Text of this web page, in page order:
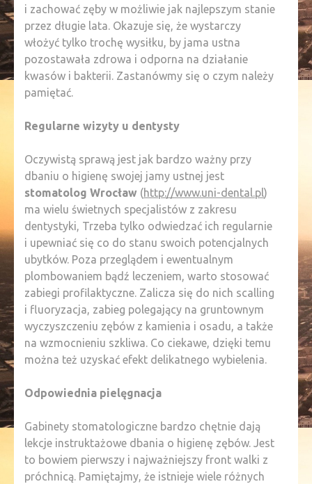
i zachować zęby w możliwie jak najlepszym stanie
przez długie lata. Okazuje się, że wystarczy
włożyć tylko trochę wysiłku, by jama ustna
pozostawała zdrowa i odporna na działanie
kwasów i bakterii. Zastanówmy się o czym należy
pamiętać.
Regularne wizyty u dentysty
Oczywistą sprawą jest jak bardzo ważny przy
dbaniu o higienę swojej jamy ustnej jest
stomatolog Wrocław (http://www.uni-dental.pl)
ma wielu świetnych specjalistów z zakresu
dentystyki, Trzeba tylko odwiedzać ich regularnie
i upewniać się co do stanu swoich potencjalnych
ubytków. Poza przeglądem i ewentualnym
plombowaniem bądź leczeniem, warto stosować
zabiegi profilaktyczne. Zalicza się do nich scalling
i fluoryzacja, zabieg polegający na gruntownym
wyczyszczeniu zębów z kamienia i osadu, a także
na wzmocnieniu szkliwa. Co ciekawe, dzięki temu
można też uzyskać efekt delikatnego wybielenia.
Odpowiednia pielęgnacja
Gabinety stomatologiczne bardzo chętnie dają
lekcje instruktażowe dbania o higienę zębów. Jest
to bowiem pierwszy i najważniejszy front walki z
próchnicą. Pamiętajmy, że istnieje wiele różnych